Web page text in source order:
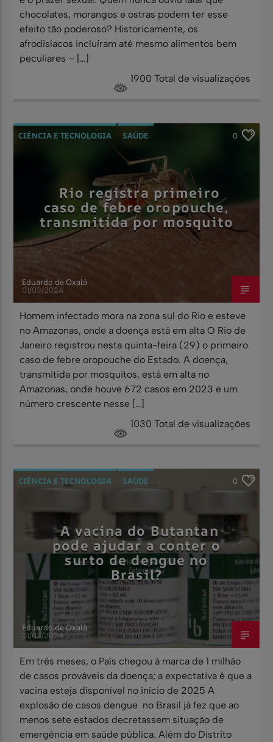
chocolates, morangos e ostras podem ter esse
efeito tão poderoso? Historicamente, os
afrodisíacos incluíram até mesmo alimentos bem
peculiares – […]
1900 Total de visualizações
CIÊNCIA E TECNOLOGIA SAÚDE 0
Rio registra primeiro
caso de febre oropouche,
transmitida por mosquito
Eduardo de Oxalá
01/03/2024
Homem infectado mora na zona sul do Rio e esteve
no Amazonas, onde a doença está em alta O Rio de
Janeiro registrou nesta quinta-feira (29) o primeiro
caso de febre oropouche do Estado. A doença,
transmitida por mosquitos, está em alta no
Amazonas, onde houve 672 casos em 2023 e um
número crescente nesse […]
1030 Total de visualizações
CIÊNCIA E TECNOLOGIA SAÚDE 0
A vacina do Butantan
pode ajudar a conter o
surto de dengue no
Brasil?
Eduardo de Oxalá
01/03/2024
Em três meses, o País chegou à marca de 1 milhão
de casos prováveis da doença; a expectativa é que a
vacina esteja disponível no início de 2025 A
explosão de casos dengue no Brasil já fez que ao
menos sete estados decretassem situação de
emergência em saúde pública. Além do Distrito